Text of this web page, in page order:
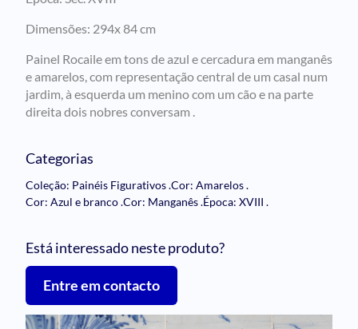
Dimensões: 294x 84 cm
Painel Rocaile em tons de azul e cercadura em manganês
e amarelos, com representação central de um casal num
jardim, à esquerda um menino com um cão e na parte
direita dois nobres conversam .
Categorias
Coleção: Painéis Figurativos.Cor: Amarelos.
Cor: Azul e branco.Cor: Manganês.Época: XVIII .
Está interessado neste produto?
Entre em contacto